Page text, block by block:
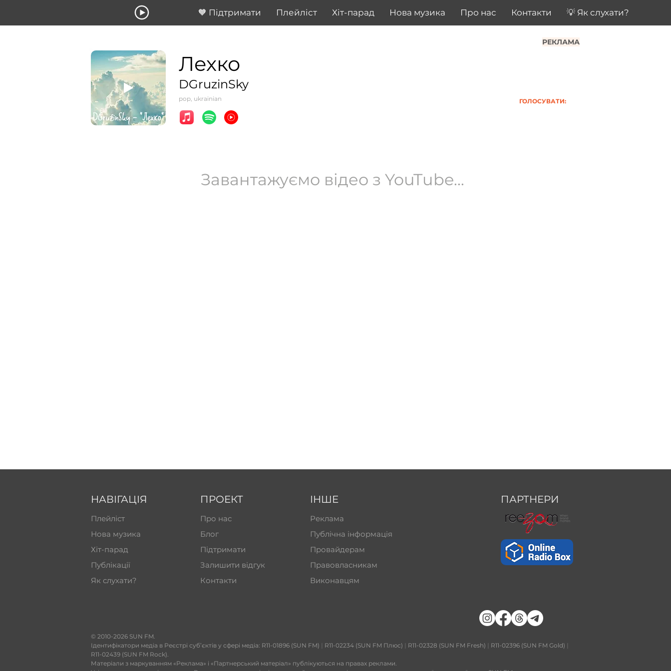
🧡 Підтримати Плейліст Хіт-парад Нова музика Про нас Контакти 💡 Як слухати?
РЕКЛАМА
Лехко
DGruzinSky
pop, ukrainian
Завантажуємо відео з YouTube...
ГОЛОСУВАТИ:
НАВІГАЦІЯ
Плейліст
Нова музика
Хіт-парад
Публікації
Як слухати?
ПРОЕКТ
Про нас
Блог
Підтримати
Залишити відгук
Контакти
ІНШЕ
Реклама
Публічна інформація
Провайдерам
Правовласникам
Виконавцям
ПАРТНЕРИ
​© 2010-2026 SUN FM.
Ідентифікатори медіа в Реєстрі суб’єктів у сфері медіа: R11-01896 (SUN FM) | R11-02234 (SUN FM Плюс) | R11-02328 (SUN FM Fresh) | R11-02396 (SUN FM Gold) |
R11-02439 (SUN FM Rock).
Матеріали з маркуванням «Реклама» і «Партнерський матеріал» публікуються на правах реклами.